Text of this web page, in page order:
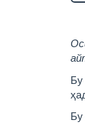
Бу
Бу